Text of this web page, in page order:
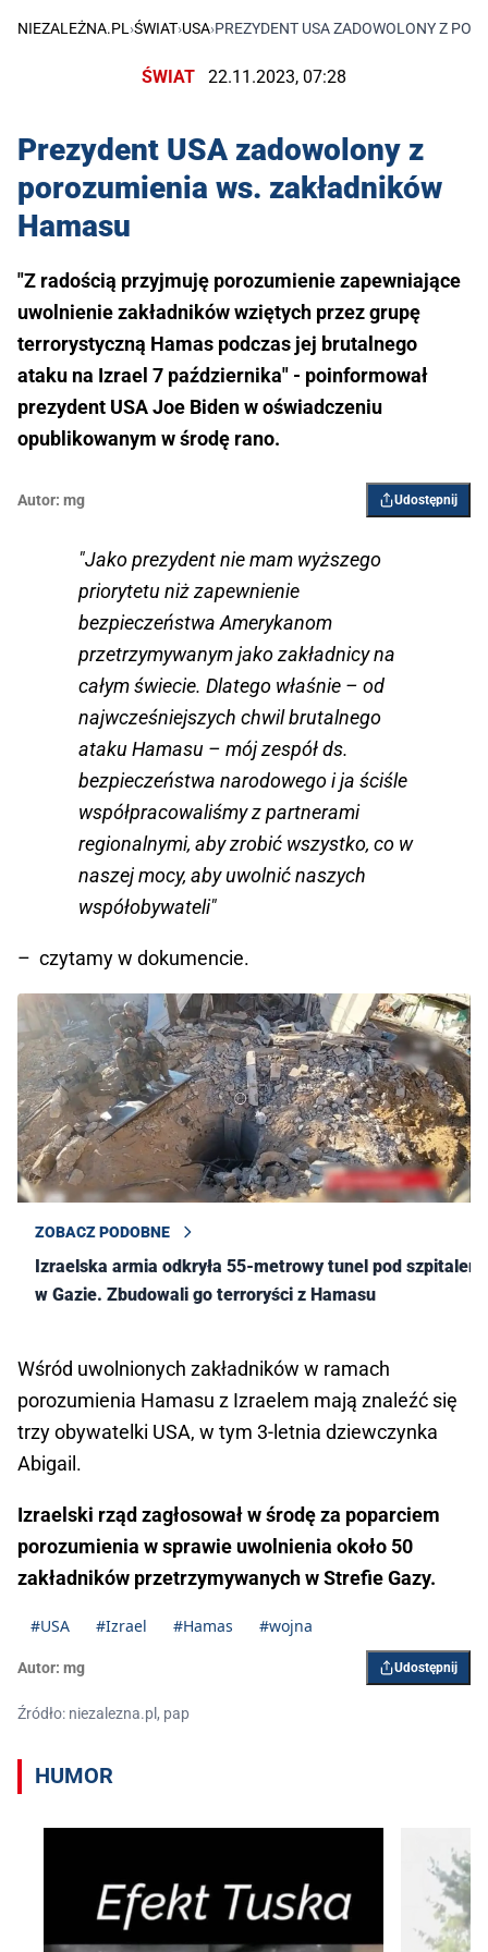
NIEZALEŻNA.PL ›ŚWIAT›USA›PREZYDENT USA ZADOWOLONY Z
ŚWIAT 22.11.2023, 07:28
Prezydent USA zadowolony z
porozumienia ws. zakładników
Hamasu
"Z radością przyjmuję porozumienie zapewniające
uwolnienie zakładników wziętych przez grupę
terrorystyczną Hamas podczas jej brutalnego
ataku na Izrael 7 października" - poinformował
prezydent USA Joe Biden w oświadczeniu
opublikowanym w środę rano.
Autor: mg Udostępnij
"Jako prezydent nie mam wyższego
priorytetu niż zapewnienie
bezpieczeństwa Amerykanom
przetrzymywanym jako zakładnicy na
całym świecie. Dlatego właśnie – od
najwcześniejszych chwil brutalnego
ataku Hamasu – mój zespół ds.
bezpieczeństwa narodowego i ja ściśle
współpracowaliśmy z partnerami
regionalnymi, aby zrobić wszystko, co w
naszej mocy, aby uwolnić naszych
współobywateli"
– czytamy w dokumencie.
ZOBACZ PODOBNE
Izraelska armia odkryła 55-metrowy tunel pod szpitalem
w Gazie. Zbudowali go terroryści z Hamasu
Wśród uwolnionych zakładników w ramach
porozumienia Hamasu z Izraelem mają znaleźć się
trzy obywatelki USA, w tym 3-letnia dziewczynka
Abigail.
Izraelski rząd zagłosował w środę za poparciem
porozumienia w sprawie uwolnienia około 50
zakładników przetrzymywanych w Strefie Gazy.
#USA #Izrael #Hamas #wojna
Autor: mg Udostępnij
Źródło: niezalezna.pl, pap
HUMOR